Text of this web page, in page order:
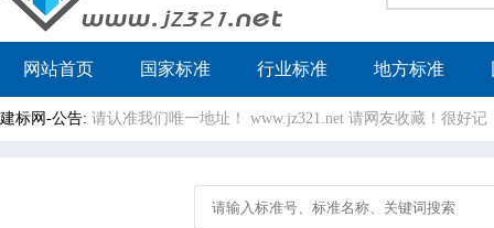
网站首页 国家标准 行业标准 地方标准
建标网-公告: 请认准我们唯一地址！ www.jz321.net 请网友收藏！很好